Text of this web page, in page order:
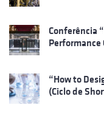
Conferência
Performance
“How to
(Ciclo de